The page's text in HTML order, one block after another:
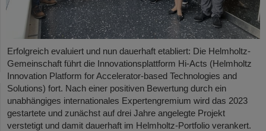
Erfolgreich evaluiert und nun dauerhaft etabliert: Die Helmholtz-
Gemeinschaft führt die Innovationsplattform Hi-Acts (Helmholtz
Innovation Platform for Accelerator-based Technologies and
Solutions) fort. Nach einer positiven Bewertung durch ein
unabhängiges internationales Expertengremium wird das 2023
gestartete und zunächst auf drei Jahre angelegte Projekt
verstetigt und damit dauerhaft im Helmholtz-Portfolio verankert.